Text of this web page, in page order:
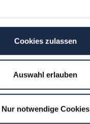
Cookies zulassen
Auswahl erlauben
Nur notwendige Cookies